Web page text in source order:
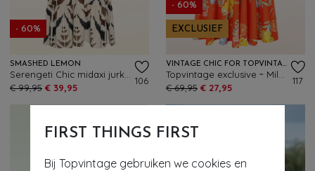
FIRST THINGS FIRST
Bij Topvintage gebruiken we cookies en
- 60%
SMASHED LEMON
€ 99,95 € 39,95
106
- 60%
EXCLUSIEF
VINTAGE CHIC FOR TOPVINTAGE
€ 69,95 € 27,95
117